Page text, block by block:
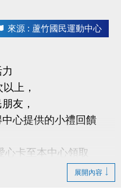
來源 : 蘆竹國民運動中心
上，
友，
心提供的小禮回饋
心卡至本中心領取
展開內容